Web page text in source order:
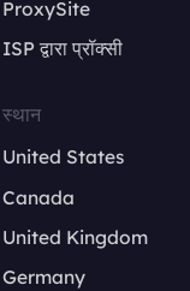
ProxySite
ISP द्वारा प्रॉक्सी
स्थान
United States
Canada
United Kingdom
Germany